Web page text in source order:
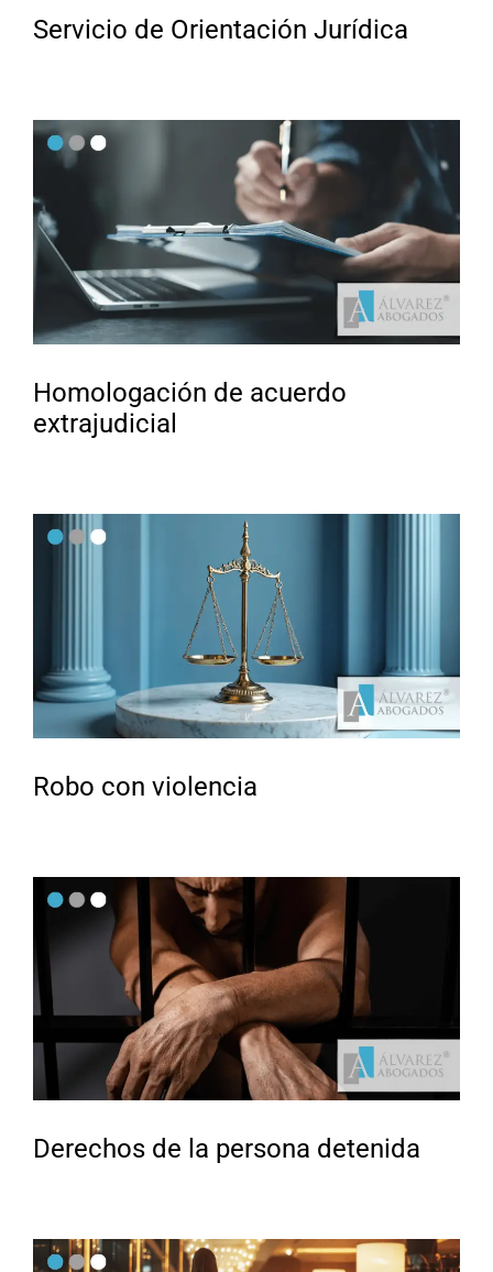
Servicio de Orientación Jurídica
Homologación de acuerdo
extrajudicial
Robo con violencia
Derechos de la persona detenida